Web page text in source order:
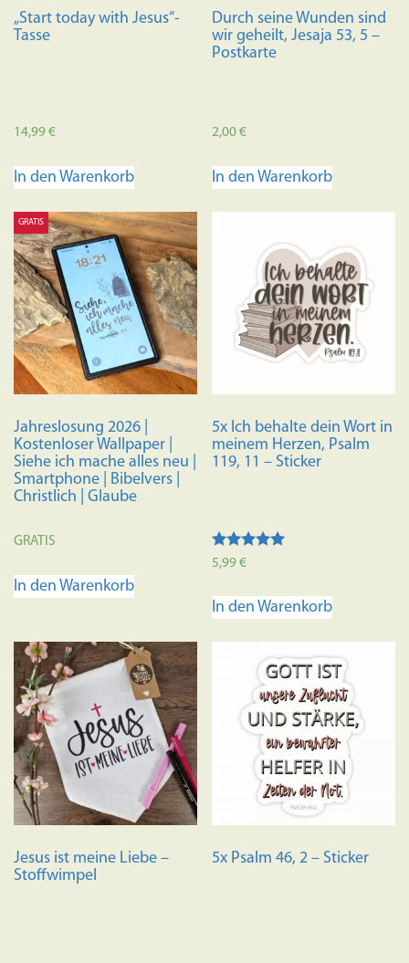
gewählt
werden
„Start today with Jesus“-
Tasse
14,99€
In den Warenkorb
Durch seine Wunden sind
wir geheilt, Jesaja 53, 5 –
Postkarte
2,00€
In den Warenkorb
GRATIS
Jahreslosung 2026 |
Kostenloser Wallpaper |
Siehe ich mache alles neu |
Smartphone | Bibelvers |
Christlich | Glaube
GRATIS
In den Warenkorb
5x Ich behalte dein Wort in
meinem Herzen, Psalm
119, 11 – Sticker
Bewertet mit
5.00
5,99€
In den Warenkorb
Jesus ist meine Liebe –
Stoffwimpel
5x Psalm 46, 2 – Sticker